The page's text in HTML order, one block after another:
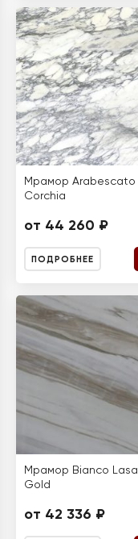
Мрамор Arabescato
Corchia
от 44 260 ₽
ПОДРОБНЕЕ
Мрамор Bianco Lasa
Gold
от 42 336 ₽